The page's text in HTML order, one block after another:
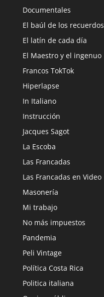
Documentales
El baúl de los recuerdos
El latín de cada día
El Maestro y el ingenuo
Francos TokTok
Hiperlapse
In Italiano
Instrucción
Jacques Sagot
La Escoba
Las Francadas
Las Francadas en Video
Masonería
Mi trabajo
No más impuestos
Pandemia
Peli Vintage
Política Costa Rica
Politica italiana